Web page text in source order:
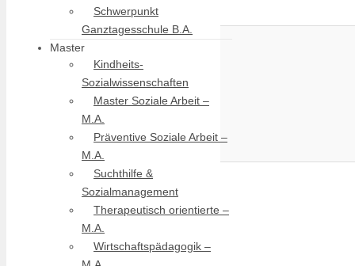
Schwerpunkt
Ganztagesschule B.A.
Master
Kindheits-
Sozialwissenschaften
Master Soziale Arbeit –
M.A.
Präventive Soziale Arbeit –
M.A.
Suchthilfe &
Sozialmanagement
Therapeutisch orientierte –
M.A.
Wirtschaftspädagogik –